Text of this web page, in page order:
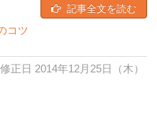
記事全文を読む
コツ
正日 2014年12月25日（木）